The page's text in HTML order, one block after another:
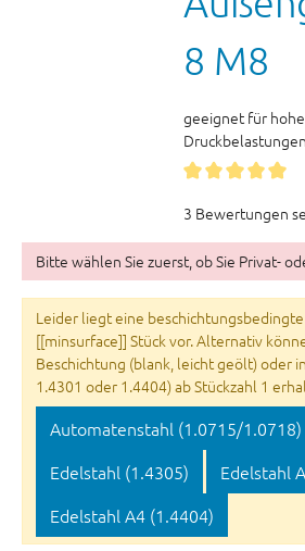
8 M8
geeignet für
Druckbelastungen
3 Bewertungen
Bitte wählen Sie zuerst, ob Sie Privat-
Leider liegt eine
[[minsurface]] Stück vor. Alternativ
Beschichtung (blank, leicht geölt) oder
1.4301 oder 1.4404) ab Stückzahl 1
Automatenstahl (1.0715/1.0718)
Edelstahl (1.4305)
Edelstahl
Edelstahl A4 (1.4404)